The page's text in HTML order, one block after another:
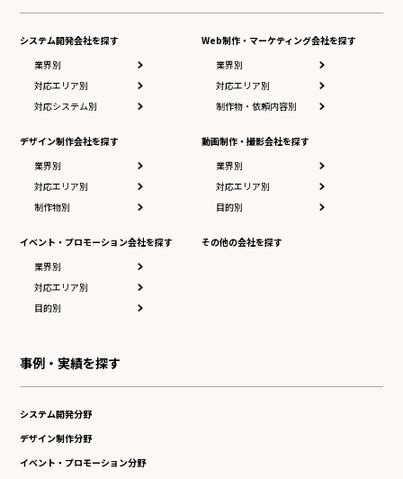
システム開発会社を探す
業界別
対応エリア別
対応システム別
デザイン制作会社を探す
業界別
対応エリア別
制作物別
イベント・プロモーション会社を探す
業界別
対応エリア別
目的別
Web制作・マーケティング会社を探す
業界別
対応エリア別
制作物・依頼内容別
動画制作・撮影会社を探す
業界別
対応エリア別
目的別
その他の会社を探す
事例・実績を探す
システム開発分野
デザイン制作分野
イベント・プロモーション分野